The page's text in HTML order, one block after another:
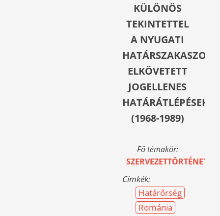
KÜLÖNÖS
TEKINTETTEL
A NYUGATI
HATÁRSZAKASZON
ELKÖVETETT
JOGELLENES
HATÁRÁTLÉPÉSEKRE
(1968-1989)
Fő témakör:
SZERVEZETTÖRTÉNET
Címkék:
Határőrség
Románia